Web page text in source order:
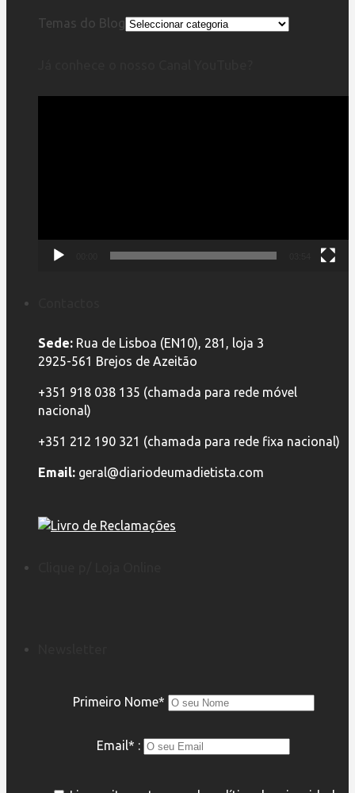
Temas do Blog
Sede: Rua de Lisboa (EN10), 281, loja 3
2925-561 Brejos de Azeitão
+351 918 038 135 (chamada para rede móvel
nacional)
+351 212 190 321 (chamada para rede fixa nacional)
Email: geral@diariodeumadietista.com
Primeiro Nome*
Email* :